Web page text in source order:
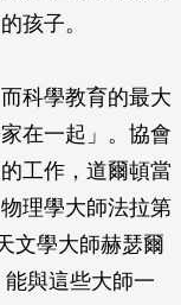
孩子。
科學教育的最大
在一起」。協會
工作，道爾頓當
理學大師法拉第
文學大師赫瑟爾
能與這些大師一